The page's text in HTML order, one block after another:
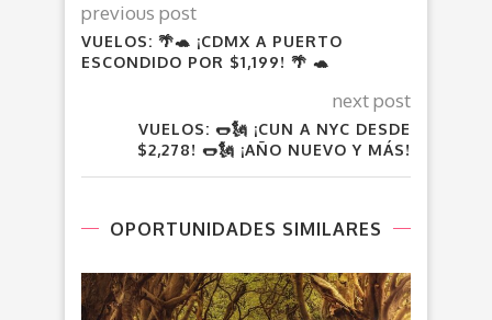
previous post
VUELOS: 🌴🐢 ¡CDMX A PUERTO
ESCONDIDO POR $1,199! 🌴 🐢
next post
VUELOS: 🌭🗽 ¡CUN A NYC DESDE
$2,278! 🌭🗽 ¡AÑO NUEVO Y MÁS!
OPORTUNIDADES SIMILARES